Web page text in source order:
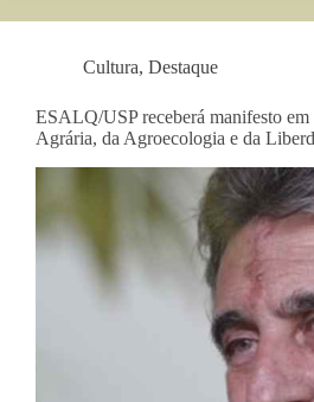
Cultura, Destaque
ESALQ/USP receberá manifesto em
Agrária, da Agroecologia e da